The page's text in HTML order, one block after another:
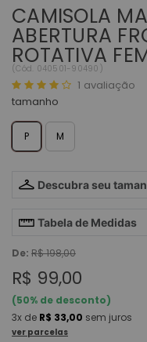
CAMISOLA
ABERTURA
ROTATIVA
(Cód. 040501-90490 )
1 avaliação
tamanho
P M
Descubra seu
Tabela de Medidas
De: R$ 198,00
R$ 99,00
(50% de desconto)
3x de R$ 33,00 sem juros
ver parcelas